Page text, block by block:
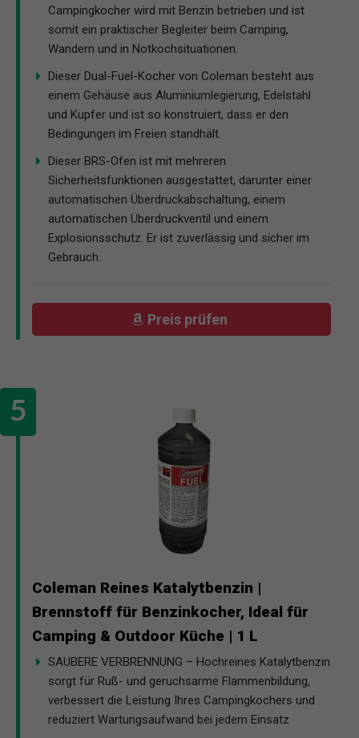
Campingkocher wird mit Benzin betrieben und ist
somit ein praktischer Begleiter beim Camping,
Wandern und in Notkochsituationen.
Dieser Dual-Fuel-Kocher von Coleman besteht aus
einem Gehäuse aus Aluminiumlegierung, Edelstahl
und Kupfer und ist so konstruiert, dass er den
Bedingungen im Freien standhält.
Dieser BRS-Ofen ist mit mehreren
Sicherheitsfunktionen ausgestattet, darunter einer
automatischen Überdruckabschaltung, einem
automatischen Überdruckventil und einem
Explosionsschutz. Er ist zuverlässig und sicher im
Gebrauch.
Preis prüfen
Coleman Reines Katalytbenzin |
Brennstoff für Benzinkocher, Ideal für
Camping & Outdoor Küche | 1 L
SAUBERE VERBRENNUNG – Hochreines Katalytbenzin
sorgt für Ruß- und geruchsarme Flammenbildung,
verbessert die Leistung Ihres Campingkochers und
reduziert Wartungsaufwand bei jedem Einsatz